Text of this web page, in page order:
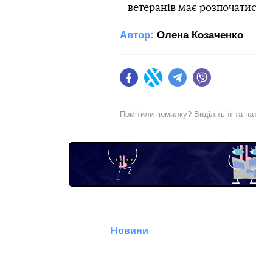
ветеранів має
Автор: Олена Козаченко
FacebookTwitter Telegram
Помітили помилку? Виділіть її та
Новини